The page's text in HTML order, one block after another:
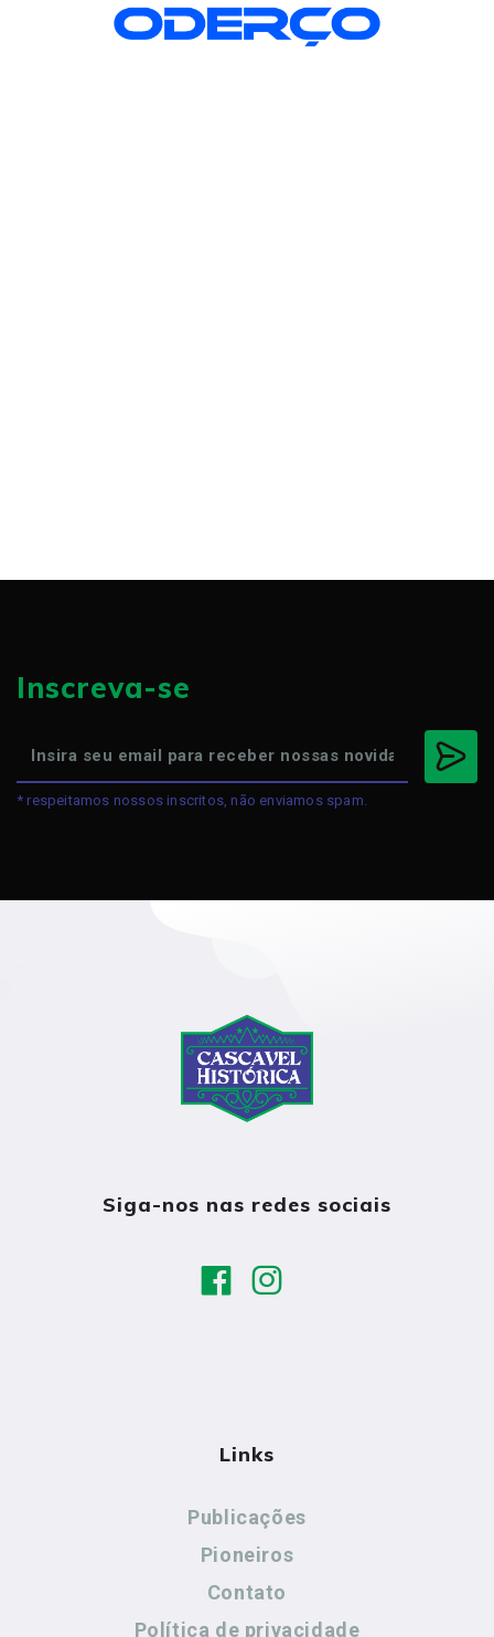
Inscreva-se
* respeitamos nossos inscritos, não enviamos spam.
Siga-nos nas redes sociais
Links
Publicações
Pioneiros
Contato
Política de privacidade